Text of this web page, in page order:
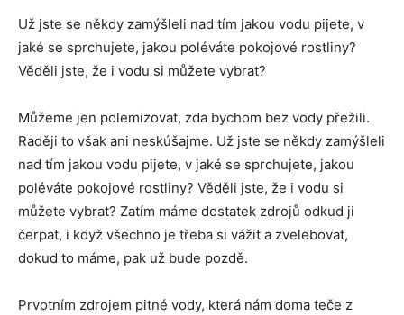
Už jste se někdy zamýšleli nad tím jakou vodu pijete, v
jaké se sprchujete, jakou poléváte pokojové rostliny?
Věděli jste, že i vodu si můžete vybrat?
Můžeme jen polemizovat, zda bychom bez vody přežili.
Raději to však ani neskúšajme. Už jste se někdy zamýšleli
nad tím jakou vodu pijete, v jaké se sprchujete, jakou
poléváte pokojové rostliny? Věděli jste, že i vodu si
můžete vybrat? Zatím máme dostatek zdrojů odkud ji
čerpat, i když všechno je třeba si vážit a zvelebovat,
dokud to máme, pak už bude pozdě.
Prvotním zdrojem pitné vody, která nám doma teče z